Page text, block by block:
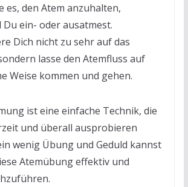
es, den Atem anzuhalten,
Du ein- oder ausatmest.
Dich nicht zu sehr auf das
lasse den Atemfluss auf
Weise kommen und gehen.
ist eine einfache Technik, die
und überall ausprobieren
wenig Übung und Geduld kannst
Atemübung effektiv und